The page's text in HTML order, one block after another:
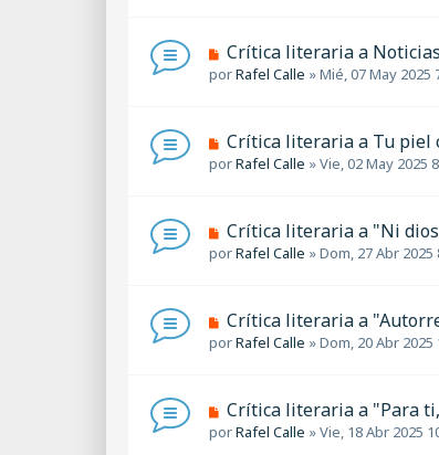
a
jm
e
a
j
N
u
m
e
a
j
Crítica literaria a
porRafel Calle »Mié, 07 May 2025
N
u
m
e
a
j
Crítica literaria a Tu piel
porRafel Calle »Vie, 02 May 2025
N
u
m
e
a
j
Crítica literaria a "Ni dios
porRafel Calle »Dom, 27 Abr 2025
N
u
m
e
Crítica literaria a
porRafel Calle »Dom, 20 Abr 2025
N
u
Crítica literaria a "Para
porRafel Calle »Vie, 18 Abr 2025